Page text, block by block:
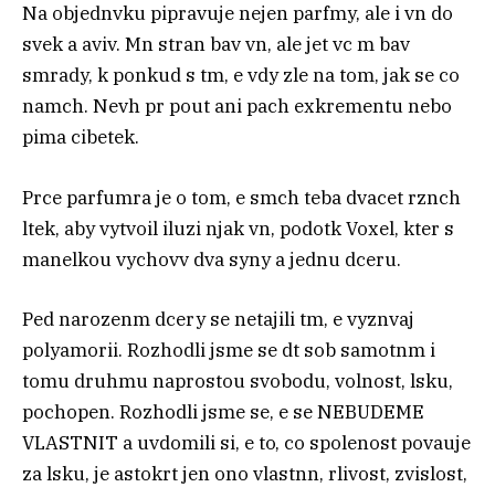
Na objednvku pipravuje nejen parfmy, ale i vn do
svek a aviv. Mn stran bav vn, ale jet vc m bav
smrady, k ponkud s tm, e vdy zle na tom, jak se co
namch. Nevh pr pout ani pach exkrementu nebo
pima cibetek.
Prce parfumra je o tom, e smch teba dvacet rznch
ltek, aby vytvoil iluzi njak vn, podotk Voxel, kter s
manelkou vychovv dva syny a jednu dceru.
Ped narozenm dcery se netajili tm, e vyznvaj
polyamorii. Rozhodli jsme se dt sob samotnm i
tomu druhmu naprostou svobodu, volnost, lsku,
pochopen. Rozhodli jsme se, e se NEBUDEME
VLASTNIT a uvdomili si, e to, co spolenost povauje
za lsku, je astokrt jen ono vlastnn, rlivost, zvislost,